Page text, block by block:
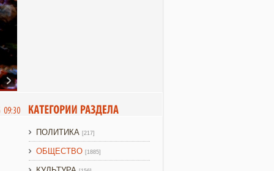
09:30
ПОЛИТИКА [217]
ОБЩЕСТВО [1885]